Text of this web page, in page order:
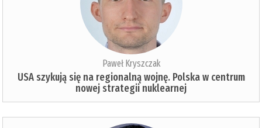
Paweł Kryszczak
USA szykują się na regionalną wojnę. Polska w centrum
nowej strategii nuklearnej